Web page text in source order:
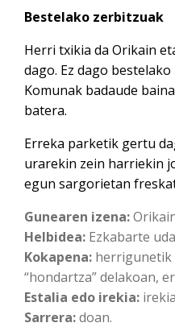
Bestelako zerbitzuak
Herri txikia da Orikain
dago. Ez dago
Komunak badaude
batera.
Erreka parketik gertu
urarekin zein harriekin
egun sargorietan
Gunearen izena:
Helbidea: Ezkabarte
Kokapena: herrigunetik
“hondartza” delakoan,
Estalia edo irekia:
Sarrera:doan.